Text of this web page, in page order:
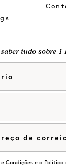
tudo sobre 1
e Condições e a Política